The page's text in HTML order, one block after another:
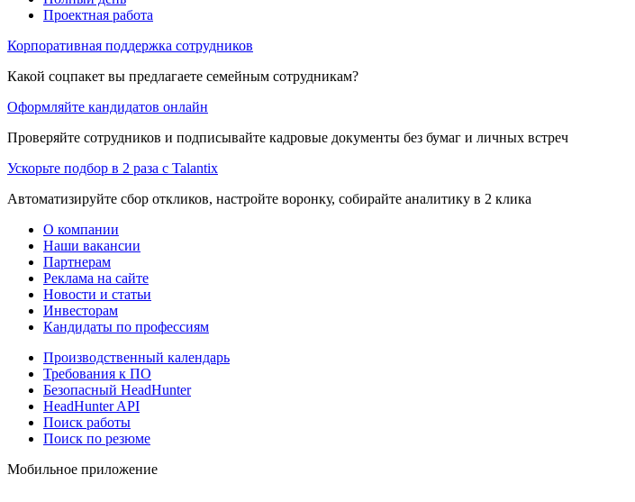
Проектная работа
Корпоративная поддержка сотрудников
Какой соцпакет вы предлагаете семейным сотрудникам?
Оформляйте кандидатов онлайн
Проверяйте сотрудников и подписывайте кадровые документы без бумаг и личных встреч
Ускорьте подбор в 2 раза с Talantix
Автоматизируйте сбор откликов, настройте воронку, собирайте аналитику в 2 клика
О компании
Наши вакансии
Партнерам
Реклама на сайте
Новости и статьи
Инвесторам
Кандидаты по профессиям
Производственный календарь
Требования к ПО
Безопасный HeadHunter
HeadHunter API
Поиск работы
Поиск по резюме
Мобильное приложение